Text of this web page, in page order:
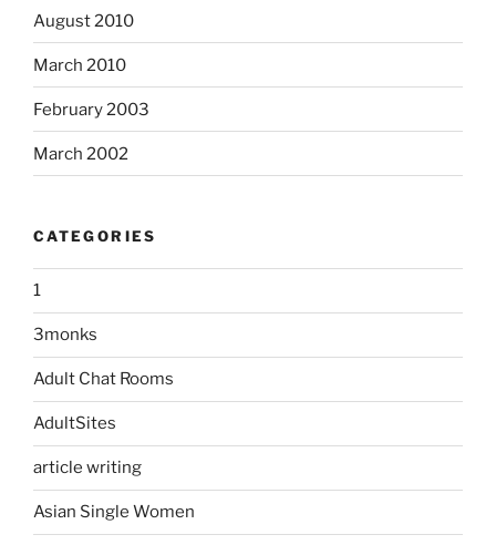
August 2010
March 2010
February 2003
March 2002
CATEGORIES
1
3monks
Adult Chat Rooms
AdultSites
article writing
Asian Single Women